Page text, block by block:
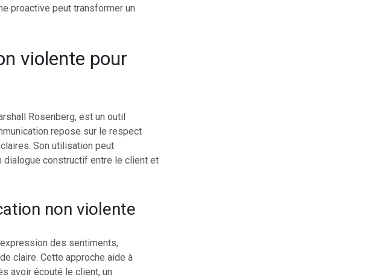
proactive peut transformer un
violente pour
Rosenberg, est un outil
repose sur le respect
Son utilisation peut
dialogue constructif entre le client et
non violente
des sentiments,
claire. Cette approche aide à
avoir écouté le client, un